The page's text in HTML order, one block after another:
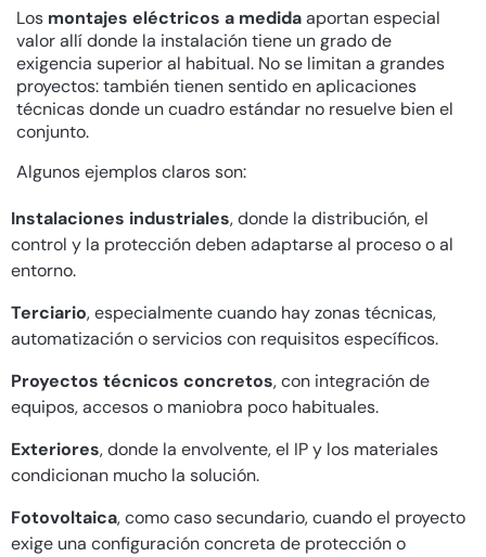
Los montajes eléctricos a medidaaportan especial
valor allí donde la instalación tiene un grado de
exigencia superior al habitual. No se limitan a grandes
proyectos: también tienen sentido en aplicaciones
técnicas donde un cuadro estándar no resuelve bien el
conjunto.
Algunos ejemplos claros son:
Instalaciones industriales, donde la distribución, el
control y la protección deben adaptarse al proceso o al
entorno.
Terciario, especialmente cuando hay zonas técnicas,
automatización o servicios con requisitos específicos.
Proyectos técnicos concretos, con integración de
equipos, accesos o maniobra poco habituales.
Exteriores, donde la envolvente, el IP y los materiales
condicionan mucho la solución.
Fotovoltaica, como caso secundario, cuando el proyecto
exige una configuración concreta de protección o